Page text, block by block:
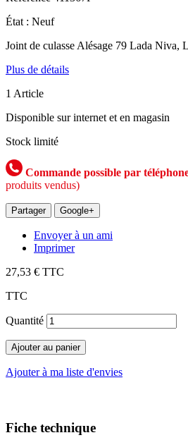
État : Neuf
Joint de culasse Alésage 79 Lada Niva,
Plus de détails
1 Article
Disponible sur internet et en magasin
Stock limité
Commande possible par
produits vendus)
Partager Google+
Envoyer à un ami
Imprimer
27,53 € TTC
TTC
Quantité
Ajouter au panier
Ajouter à ma liste d'envies
Fiche technique